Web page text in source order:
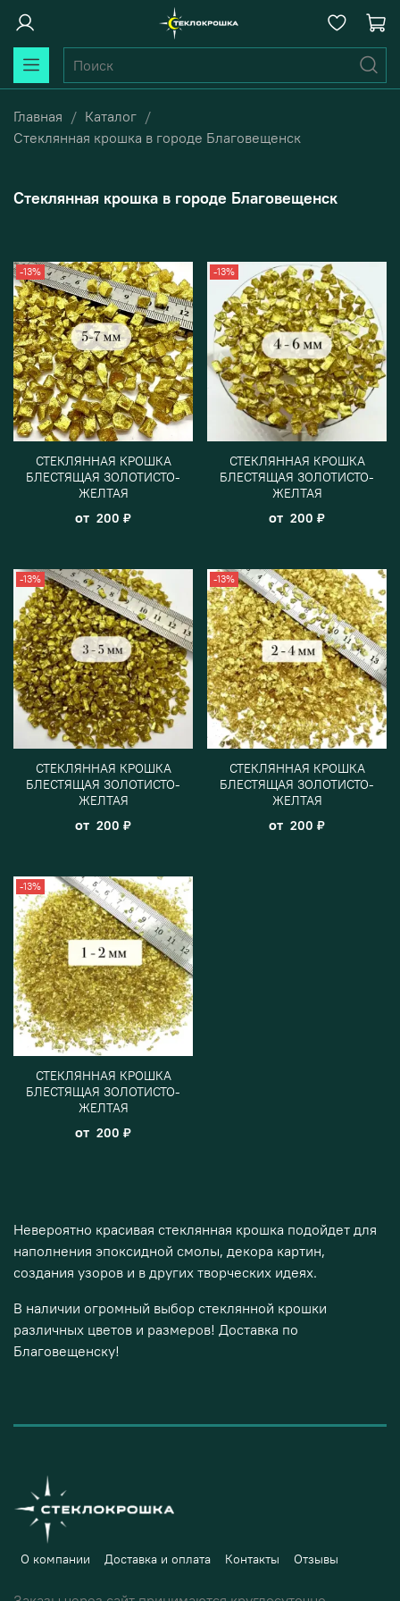
Главная
Каталог
Стеклянная крошка в городе Благовещенск
Стеклянная крошка в городе Благовещенск
-13%
СТЕКЛЯННАЯ КРОШКА
БЛЕСТЯЩАЯ ЗОЛОТИСТО-
ЖЕЛТАЯ
от 200 ₽
-13%
СТЕКЛЯННАЯ КРОШКА
БЛЕСТЯЩАЯ ЗОЛОТИСТО-
ЖЕЛТАЯ
от 200 ₽
-13%
СТЕКЛЯННАЯ КРОШКА
БЛЕСТЯЩАЯ ЗОЛОТИСТО-
ЖЕЛТАЯ
от 200 ₽
-13%
СТЕКЛЯННАЯ КРОШКА
БЛЕСТЯЩАЯ ЗОЛОТИСТО-
ЖЕЛТАЯ
от 200 ₽
-13%
СТЕКЛЯННАЯ КРОШКА
БЛЕСТЯЩАЯ ЗОЛОТИСТО-
ЖЕЛТАЯ
от 200 ₽
Невероятно красивая стеклянная крошка подойдет для
наполнения эпоксидной смолы, декора картин,
создания узоров и в других творческих идеях.
В наличии огромный выбор стеклянной крошки
различных цветов и размеров! Доставка по
Благовещенску!
О компании Доставка и оплата Контакты Отзывы